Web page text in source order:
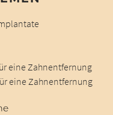
eine Zahnentfernung
eine Zahnentfernung